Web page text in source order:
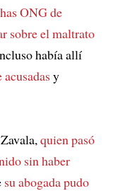
ONG de
sobre el maltrato
había allí
y
quien pasó
sin haber
su abogada pudo